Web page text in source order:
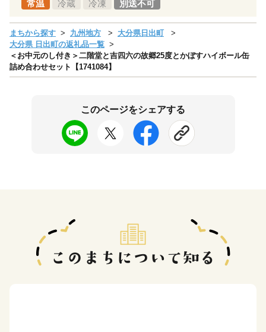
常温 冷蔵 冷凍 別送不可
まちから探す 九州地方
大分県日出町
大分県 日出町の返礼品一覧
＜お中元のし付き＞二階堂と吉四六の故郷25度とかぼすハイボール缶
詰め合わせセット【1741084】
このページをシェアする